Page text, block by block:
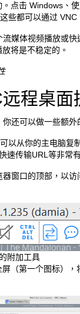
。点击 Windows、
些都可以通过 VNC
流媒体视频播放或
将是不稳定的。
程桌面
还可以做一些额外
以从你的主电脑复
速传输URL等非常
窗口的顶部，以
附加工具
（第一个图标）